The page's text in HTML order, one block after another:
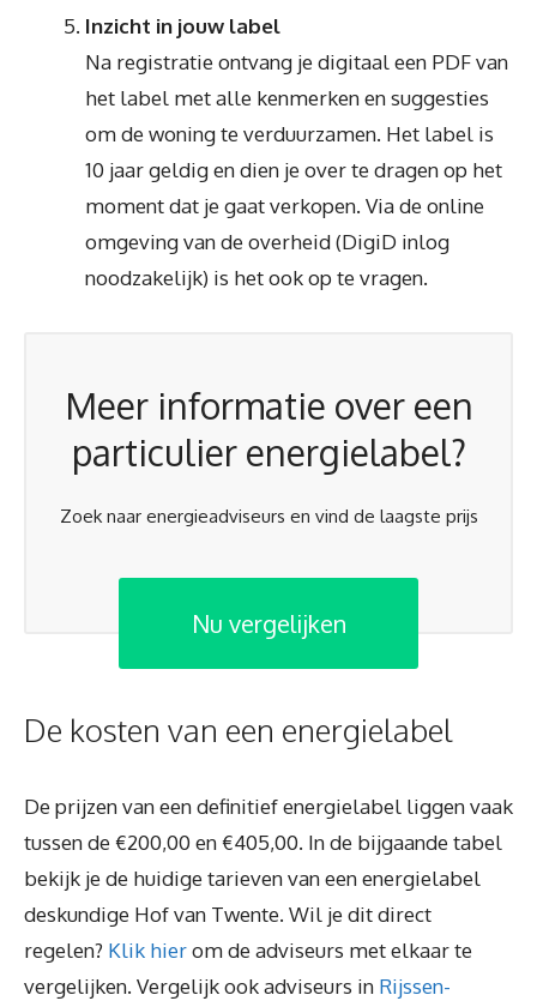
Inzicht in jouw label
Na registratie ontvang je digitaal een PDF van
het label met alle kenmerken en suggesties
om de woning te verduurzamen. Het label is
10 jaar geldig en dien je over te dragen op het
moment dat je gaat verkopen. Via de online
omgeving van de overheid (DigiD inlog
noodzakelijk) is het ook op te vragen.
Meer informatie over een
particulier energielabel?
Zoek naar energieadviseurs en vind de laagste prijs
Nu vergelijken
De kosten van een energielabel
De prijzen van een definitief energielabel liggen vaak
tussen de €200,00 en €405,00. In de bijgaande tabel
bekijk je de huidige tarieven van een energielabel
deskundige Hof van Twente. Wil je dit direct
regelen? Klik hierom de adviseurs met elkaar te
vergelijken. Vergelijk ook adviseurs in Rijssen-